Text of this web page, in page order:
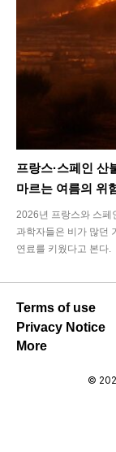
프랑스·스페인 산
마르는 여름의 위
2026년 프랑스와 스페
과학자들은 비가 많던
연료를 키웠다고 본다.
Terms of use
Privacy Notice
More
©